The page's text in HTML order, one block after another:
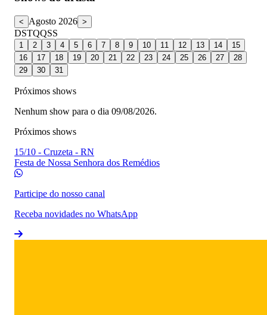
< Agosto 2026 >
DSTQQSS
1 2 3 4 5 6 7 8 9 10 11 12 13 14
15
16
17 18 19 20 21 22 23 24 25 26 27
28
29
30 31
Próximos shows
Nenhum show para o dia 09/08/2026.
Próximos shows
15/10 - Cruzeta - RN
Festa de Nossa Senhora dos Remédios
Participe do nosso canal
Receba novidades no WhatsApp